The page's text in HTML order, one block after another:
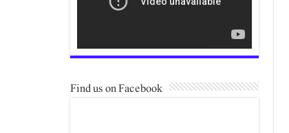
Find us on Facebook